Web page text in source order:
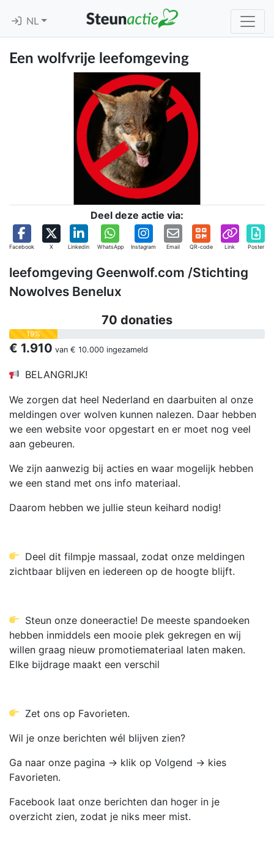
NL
Een wolfvrije leefomgeving
Deel deze actie via:
Facebook X Linkedin WhatsApp Instagram Email QR-code Link Poster
leefomgeving Geenwolf.com /Stichting
Nowolves Benelux
70 donaties
19%
€ 1.910 van € 10.000 ingezameld
BELANGRIJK!
We zorgen dat heel Nederland en daarbuiten al onze
meldingen over wolven kunnen nalezen. Daar hebben
we een website voor opgestart en er moet nog veel
aan gebeuren.
We zijn aanwezig bij acties en waar mogelijk hebben
we een stand met ons info materiaal.
Daarom hebben we jullie steun keihard nodig!
Deel dit filmpje massaal, zodat onze meldingen
zichtbaar blijven en iedereen op de hoogte blijft.
Steun onze doneeractie! De meeste spandoeken
hebben inmiddels een mooie plek gekregen en wij
willen graag nieuw promotiemateriaal laten maken.
Elke bijdrage maakt een verschil
Zet ons op Favorieten.
Wil je onze berichten wél blijven zien?
Ga naar onze pagina → klik op Volgend → kies
Favorieten.
Facebook laat onze berichten dan hoger in je
overzicht zien, zodat je niks meer mist.